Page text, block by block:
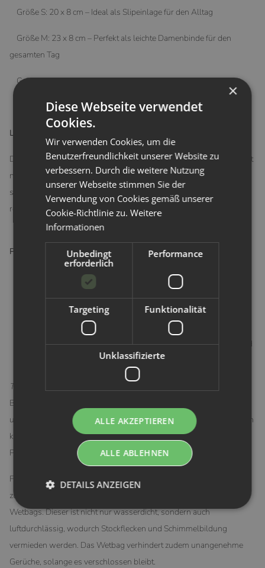
Größe S: 20 x 8 cm – Ideal als Slipeinlage für den Alltag
Größe M: 23 x 8 cm – Perfekt als leichte Damenbinde für den
gesamten Tag
Größe L: 28 x 9,5 cm – Optimal für stärkere Tage oder die Nacht
Langlebig, umweltfreundlich und pflegeleicht
Die waschbaren Slipeinlagen und Damenbinden von Hypf sind nicht
nur gut für deinen Körper, sondern auch für die Umwelt. Sie sind
sehr langlebig und wiederverwendbar, was die Menge an Abfall
reduziert und dir gleichzeitig Geld spart.
Pflegehinweise:
Waschbar bei 40-60°C
Vermeide die Verwendung von Bleichmitteln, Weichspüler
oder parfümiertem Waschmittel, um die Haut zu schonen und
die Flora zu schützen
Tipp zur Reinigung:
Binden vor dem Waschen im Eimer mit kaltem Wasser einweichen
und etwas Reinigungspulver für Damenhygiene hinzufügen. Danach
kannst du sie einfach in die Waschmaschine bei bis zu 60°C geben.
Praktische Lagerung
Für die Lagerung der benutzten Slipeinlagen und Damenbinden bis
zur nächsten Wäsche empfehlen wir die Verwendung eines
Wetbags. Dieser ist nicht nur wasserdicht, sondern auch
luftdurchlässig, wodurch Stockflecken und Schimmelbildung
vermieden werden. Das Wetbag verhindert zudem unangenehme
Gerüche, solange es verschlossen bleibt.
×
Diese Webseite verwendet
Cookies.
Wir verwenden Cookies, um die
Benutzerfreundlichkeit unserer Website zu
verbessern. Durch die weitere Nutzung
unserer Webseite stimmen Sie der
Verwendung von Cookies gemäß unserer
Cookie-Richtlinie zu.Weitere
Informationen
Unbedingt
erforderlich
Performance
Targeting Funktionalität
Unklassifizierte
ALLE AKZEPTIEREN
ALLE ABLEHNEN
DETAILS ANZEIGEN